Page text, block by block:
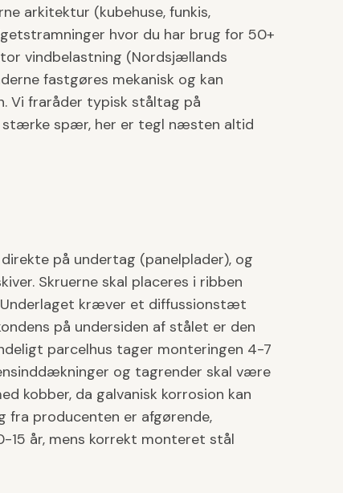
arkitektur (kubehuse, funkis,
hvor du har brug for 50+
vindbelastning (Nordsjællands
fastgøres mekanisk og kan
Vi fraråder typisk ståltag på
stærke spær, her er tegl næsten altid
på undertag (panelplader), og
Skruerne skal placeres i ribben
kræver et diffussionstæt
på undersiden af stålet er den
parcelhus tager monteringen 4-7
og tagrender skal være
kobber, da galvanisk korrosion kan
fra producenten er afgørende,
år, mens korrekt monteret stål